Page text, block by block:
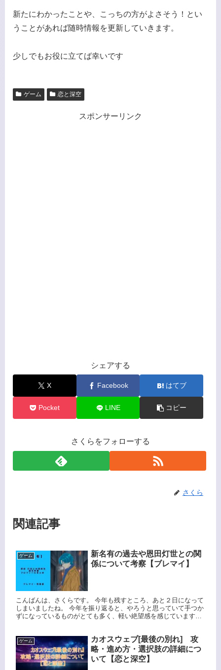
新たにわかったことや、こっちの方がよさそう！とい
うことがあれば随時情報を更新していきます。
少しでもお役に立てば幸いです
ゲーム 恋と深空
スポンサーリンク
シェアする
X Facebook はてブ
Pocket LINE コピー
さくらをフォローする
さくら
関連記事
ゲーム
新名有の過去や恩田灯世との関
係について考察【ブレマイ】
こんばんは、さくらです。 今年も残すところ、あと２日になって
しまいましたね。 今年を振り返ると、やろうと思っていて手つか
ずになっているものがとても多く、軽い絶望感を感じていますｗ
ゲーム
カオスウェブ[最後の別れ] 攻
略・進め方・選択肢の詳細につ
いて【恋と深空】